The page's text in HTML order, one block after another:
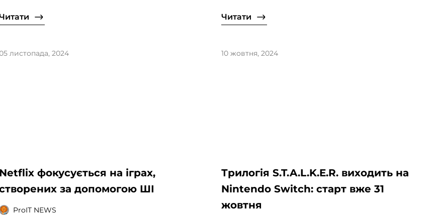
Читати
листопада, 2024
Netflix фокусується на іграх,
за допомогою ШІ
ProIT NEWS
10 жовтня, 2024
Трилогія S.T.A.L.K.E.R. виходить на
Nintendo Switch: старт вже 31
жовтня